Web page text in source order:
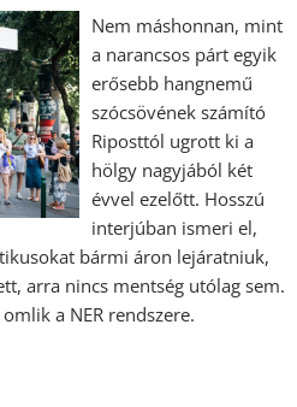
Nem máshonnan, mint
a narancsos párt egyik
erősebb hangnemű
szócsövének számító
Riposttól ugrott ki a
hölgy nagyjából két
évvel ezelőtt. Hosszú
interjúban ismeri el,
bármi áron lejáratniuk,
arra nincs mentség utólag sem.
a NER rendszere.